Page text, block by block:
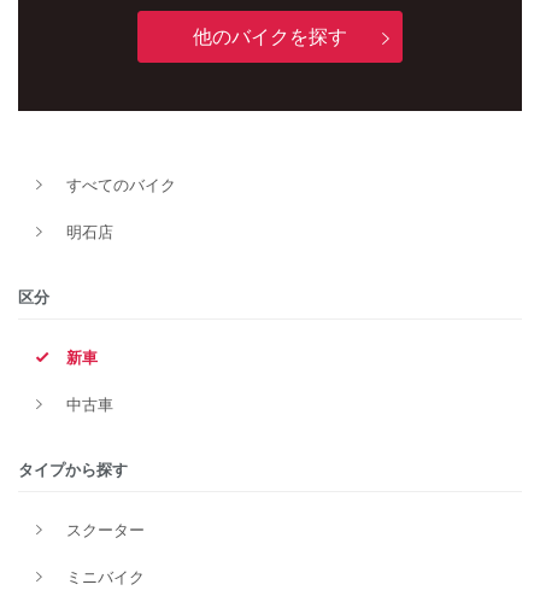
他のバイクを探す
すべてのバイク
明石店
区分
新車
中古車
タイプから探す
スクーター
ミニバイク
新車
タイプ
価格